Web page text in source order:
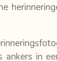
ankers in